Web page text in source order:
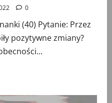
0
(40) Pytanie: Przez
pozytywne zmiany?